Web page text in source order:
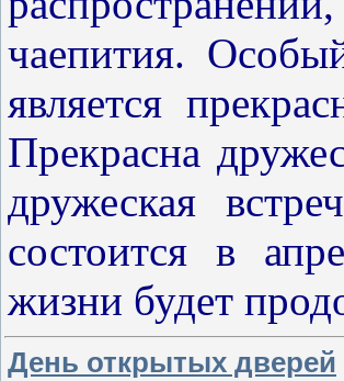
чаепития.
является
Прекрасна
дружеская
состоится в
жизни будет
День открытых дверей